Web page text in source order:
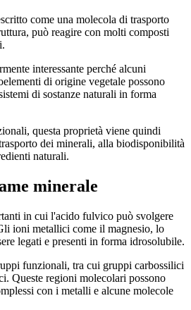
come una molecola di trasporto
può reagire con molti composti
interessante perché alcuni
di origine vegetale possono
di sostanze naturali in forma
questa proprietà viene quindi
dei minerali, alla biodisponibilità
naturali.
minerale
in cui l'acido fulvico può svolgere
ioni metallici come il magnesio, lo
legati e presenti in forma idrosolubile.
funzionali, tra cui gruppi carbossilici
Queste regioni molecolari possono
con i metalli e alcune molecole